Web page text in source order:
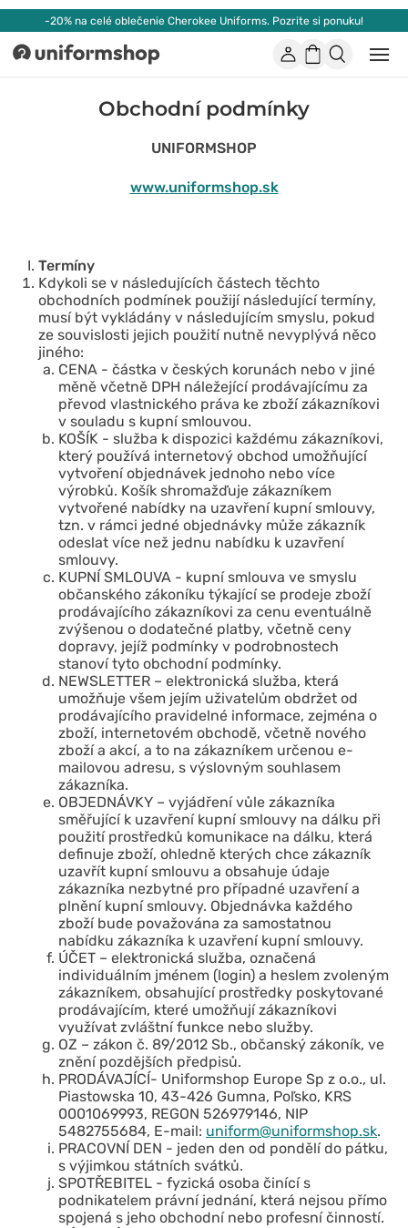
-20% na celé oblečenie Cherokee Uniforms. Pozrite si ponuku!
Uniformshop ÚčetNákupný
Obchodní podmínky
UNIFORMSHOP
www.uniformshop.sk
Termíny
Kdykoli se v následujících částech těchto
obchodních podmínek použijí následující termíny,
musí být vykládány v následujícím smyslu, pokud
ze souvislosti jejich použití nutně nevyplývá něco
jiného:
CENA - částka v českých korunách nebo v jiné
měně včetně DPH náležející prodávajícímu za
převod vlastnického práva ke zboží zákazníkovi
v souladu s kupní smlouvou.
KOŠÍK - služba k dispozici každému zákazníkovi,
který používá internetový obchod umožňující
vytvoření objednávek jednoho nebo více
výrobků. Košík shromažďuje zákazníkem
vytvořené nabídky na uzavření kupní smlouvy,
tzn. v rámci jedné objednávky může zákazník
odeslat více než jednu nabídku k uzavření
smlouvy.
KUPNÍ SMLOUVA - kupní smlouva ve smyslu
občanského zákoníku týkající se prodeje zboží
prodávajícího zákazníkovi za cenu eventuálně
zvýšenou o dodatečné platby, včetně ceny
dopravy, jejíž podmínky v podrobnostech
stanoví tyto obchodní podmínky.
NEWSLETTER – elektronická služba, která
umožňuje všem jejím uživatelům obdržet od
prodávajícího pravidelné informace, zejména o
zboží, internetovém obchodě, včetně nového
zboží a akcí, a to na zákazníkem určenou e-
mailovou adresu, s výslovným souhlasem
zákazníka.
OBJEDNÁVKY – vyjádření vůle zákazníka
směřující k uzavření kupní smlouvy na dálku při
použití prostředků komunikace na dálku, která
definuje zboží, ohledně kterých chce zákazník
uzavřít kupní smlouvu a obsahuje údaje
zákazníka nezbytné pro případné uzavření a
plnění kupní smlouvy. Objednávka každého
zboží bude považována za samostatnou
nabídku zákazníka k uzavření kupní smlouvy.
ÚČET – elektronická služba, označená
individuálním jménem (login) a heslem zvoleným
zákazníkem, obsahující prostředky poskytované
prodávajícím, které umožňují zákazníkovi
využívat zvláštní funkce nebo služby.
OZ – zákon č. 89/2012 Sb., občanský zákoník, ve
znění pozdějších předpisů.
PRODÁVAJÍCÍ- Uniformshop Europe Sp z o.o., ul.
Piastowska 10, 43-426 Gumna, Poľsko, KRS
0001069993, REGON 526979146, NIP
5482755684, E-mail: uniform@uniformshop.sk.
PRACOVNÍ DEN - jeden den od pondělí do pátku,
s výjimkou státních svátků.
SPOTŘEBITEL - fyzická osoba činící s
podnikatelem právní jednání, která nejsou přímo
spojená s jeho obchodní nebo profesní činností.